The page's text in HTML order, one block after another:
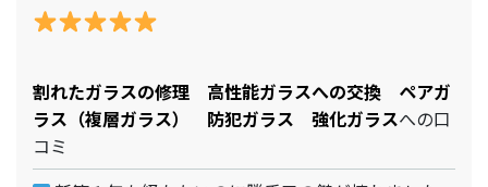
割れたガラスの修理 高性能ガラスへの交換 ペアガ
ラス（複層ガラス） 防犯ガラス 強化ガラスへの口
コミ